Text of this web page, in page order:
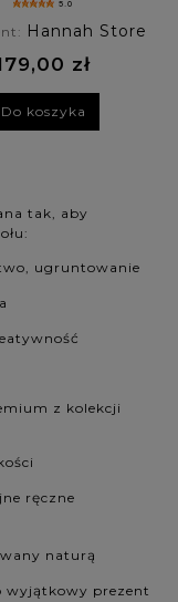
oko
5.0
Hannah Store
zł
Do koszyka
tak, aby
ugruntowanie
z kolekcji
ręczne
naturą
wyjątkowy prezent